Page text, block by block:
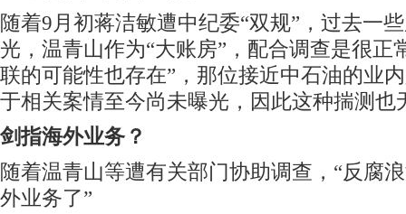
随着9月初蒋洁敏遭中纪委“双规”，过去一
光，温青山作为“大账房”，配合调查是很正
联的可能性也存在”，那位接近中石油的业
于相关案情至今尚未曝光，因此这种揣测也
剑指海外业务？
随着温青山等遭有关部门协助调查，“反腐
外业务了”